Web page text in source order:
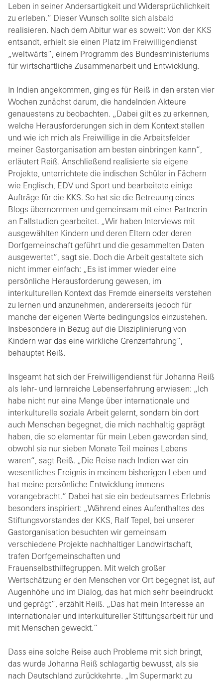
Leben in seiner Andersartigkeit und Widersprüchlichkeit
zu erleben.“ Dieser Wunsch sollte sich alsbald
realisieren. Nach dem Abitur war es soweit: Von der KKS
entsandt, erhielt sie einen Platz im Freiwilligendienst
„weltwärts“, einem Programm des Bundesministeriums
für wirtschaftliche Zusammenarbeit und Entwicklung.
In Indien angekommen, ging es für Reiß in den ersten vier
Wochen zunächst darum, die handelnden Akteure
genauestens zu beobachten. „Dabei gilt es zu erkennen,
welche Herausforderungen sich in dem Kontext stellen
und wie ich mich als Freiwillige in die Arbeitsfelder
meiner Gastorganisation am besten einbringen kann“,
erläutert Reiß. Anschließend realisierte sie eigene
Projekte, unterrichtete die indischen Schüler in Fächern
wie Englisch, EDV und Sport und bearbeitete einige
Aufträge für die KKS. So hat sie die Betreuung eines
Blogs übernommen und gemeinsam mit einer Partnerin
an Fallstudien gearbeitet. „Wir haben Interviews mit
ausgewählten Kindern und deren Eltern oder deren
Dorfgemeinschaft geführt und die gesammelten Daten
ausgewertet“, sagt sie. Doch die Arbeit gestaltete sich
nicht immer einfach: „Es ist immer wieder eine
persönliche Herausforderung gewesen, im
interkulturellen Kontext das Fremde einerseits verstehen
zu lernen und anzunehmen, andererseits jedoch für
manche der eigenen Werte bedingungslos einzustehen.
Insbesondere in Bezug auf die Disziplinierung von
Kindern war das eine wirkliche Grenzerfahrung“,
behauptet Reiß.
Insgeamt hat sich der Freiwilligendienst für Johanna Reiß
als lehr- und lernreiche Lebenserfahrung erwiesen: „Ich
habe nicht nur eine Menge über internationale und
interkulturelle soziale Arbeit gelernt, sondern bin dort
auch Menschen begegnet, die mich nachhaltig geprägt
haben, die so elementar für mein Leben geworden sind,
obwohl sie nur sieben Monate Teil meines Lebens
waren“, sagt Reiß. „Die Reise nach Indien war ein
wesentliches Ereignis in meinem bisherigen Leben und
hat meine persönliche Entwicklung immens
vorangebracht.“ Dabei hat sie ein bedeutsames Erlebnis
besonders inspiriert: „Während eines Aufenthaltes des
Stiftungsvorstandes der KKS, Ralf Tepel, bei unserer
Gastorganisation besuchten wir gemeinsam
verschiedene Projekte nachhaltiger Landwirtschaft,
trafen Dorfgemeinschaften und
Frauenselbsthilfegruppen. Mit welch großer
Wertschätzung er den Menschen vor Ort begegnet ist, auf
Augenhöhe und im Dialog, das hat mich sehr beeindruckt
und geprägt“, erzählt Reiß. „Das hat mein Interesse an
internationaler und interkultureller Stiftungsarbeit für und
mit Menschen geweckt.“
Dass eine solche Reise auch Probleme mit sich bringt,
das wurde Johanna Reiß schlagartig bewusst, als sie
nach Deutschland zurückkehrte. „Im Supermarkt zu